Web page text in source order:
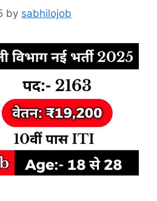
by sabhilojob